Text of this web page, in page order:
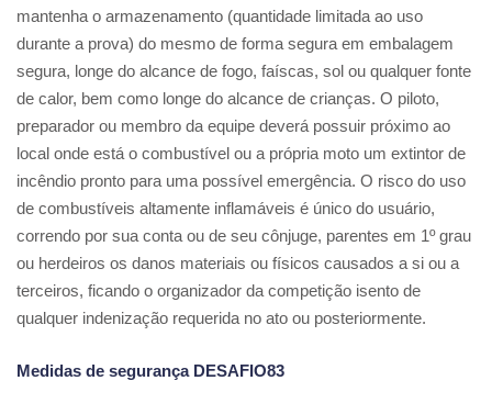
mantenha o armazenamento (quantidade limitada ao uso
durante a prova) do mesmo de forma segura em embalagem
segura, longe do alcance de fogo, faíscas, sol ou qualquer fonte
de calor, bem como longe do alcance de crianças. O piloto,
preparador ou membro da equipe deverá possuir próximo ao
local onde está o combustível ou a própria moto um extintor de
incêndio pronto para uma possível emergência. O risco do uso
de combustíveis altamente inflamáveis é único do usuário,
correndo por sua conta ou de seu cônjuge, parentes em 1º grau
ou herdeiros os danos materiais ou físicos causados a si ou a
terceiros, ficando o organizador da competição isento de
qualquer indenização requerida no ato ou posteriormente.
Medidas de segurança DESAFIO83